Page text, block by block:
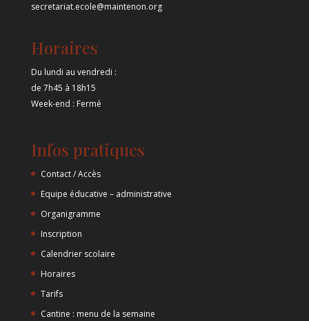
secretariat.ecole@maintenon.org
Horaires
Du lundi au vendredi :
de 7h45 à 18h15
Week-end : Fermé
Infos pratiques
Contact / Accès
Equipe éducative – administrative
Organigramme
Inscription
Calendrier scolaire
Horaires
Tarifs
Cantine : menu de la semaine